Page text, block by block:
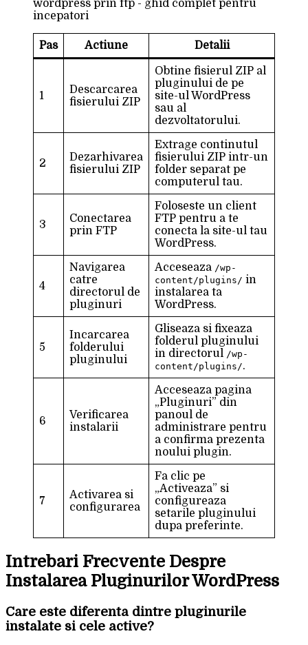
Pas Actiune Detalii
1
Descarcarea
fisierului ZIP
Obtine fisierul ZIP al
pluginului de pe
site-ul WordPress
sau al
dezvoltatorului.
2
Dezarhivarea
fisierului ZIP
Extrage continutul
fisierului ZIP intr-un
folder separat pe
computerul tau.
3
Conectarea
prin FTP
Foloseste un client
FTP pentru a te
conecta la site-ul tau
WordPress.
4
Navigarea
catre
directorul de
pluginuri
Acceseaza /wp-
content/plugins/ in
instalarea ta
WordPress.
5
Incarcarea
folderului
pluginului
Gliseaza si fixeaza
folderul pluginului
in directorul /wp-
content/plugins/.
6
Verificarea
instalarii
Acceseaza pagina
„Pluginuri” din
panoul de
administrare pentru
a confirma prezenta
noului plugin.
7
Activarea si
configurarea
Fa clic pe
„Activeaza” si
configureaza
setarile pluginului
dupa preferinte.
Intrebari Frecvente Despre
Instalarea Pluginurilor WordPress
Care este diferenta dintre pluginurile
instalate si cele active?